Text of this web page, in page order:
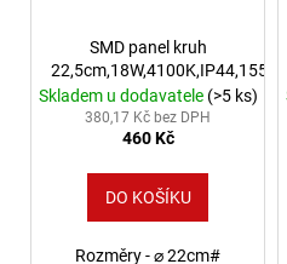
SMD panel kruh
Skladem u dodavatele (>5 ks)
380,17 Kč bez DPH
460 Kč
DO KOŠÍKU
Rozměry - ⌀ 22cm#